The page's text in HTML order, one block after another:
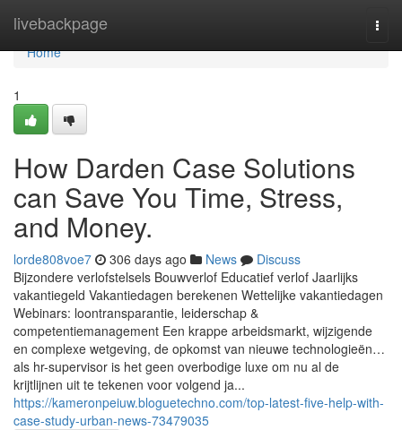
livebackpage
Home
Home
1
How Darden Case Solutions
can Save You Time, Stress,
and Money.
lorde808voe7 306 days ago News
Discuss
Bijzondere verlofstelsels Bouwverlof Educatief verlof Jaarlijks
vakantiegeld Vakantiedagen berekenen Wettelijke vakantiedagen
Webinars: loontransparantie, leiderschap &
competentiemanagement Een krappe arbeidsmarkt, wijzigende
en complexe wetgeving, de opkomst van nieuwe technologieën…
als hr-supervisor is het geen overbodige luxe om nu al de
krijtlijnen uit te tekenen voor volgend ja...
https://kameronpeiuw.bloguetechno.com/top-latest-five-help-with-
case-study-urban-news-73479035